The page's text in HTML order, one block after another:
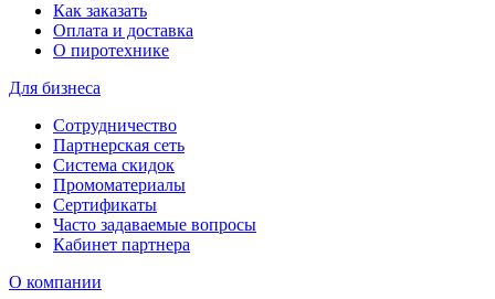
Как заказать
Оплата и доставка
О пиротехнике
Для бизнеса
Сотрудничество
Партнерская сеть
Система скидок
Промоматериалы
Сертификаты
Часто задаваемые вопросы
Кабинет партнера
О компании